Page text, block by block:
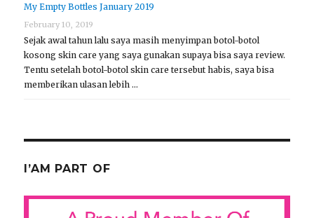
My Empty Bottles January 2019
February 10, 2019
Sejak awal tahun lalu saya masih menyimpan botol-botol
kosong skin care yang saya gunakan supaya bisa saya review.
Tentu setelah botol-botol skin care tersebut habis, saya bisa
memberikan ulasan lebih …
I’AM PART OF